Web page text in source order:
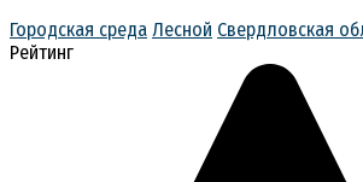
Городская среда Лесной Свердловская
Рейтинг